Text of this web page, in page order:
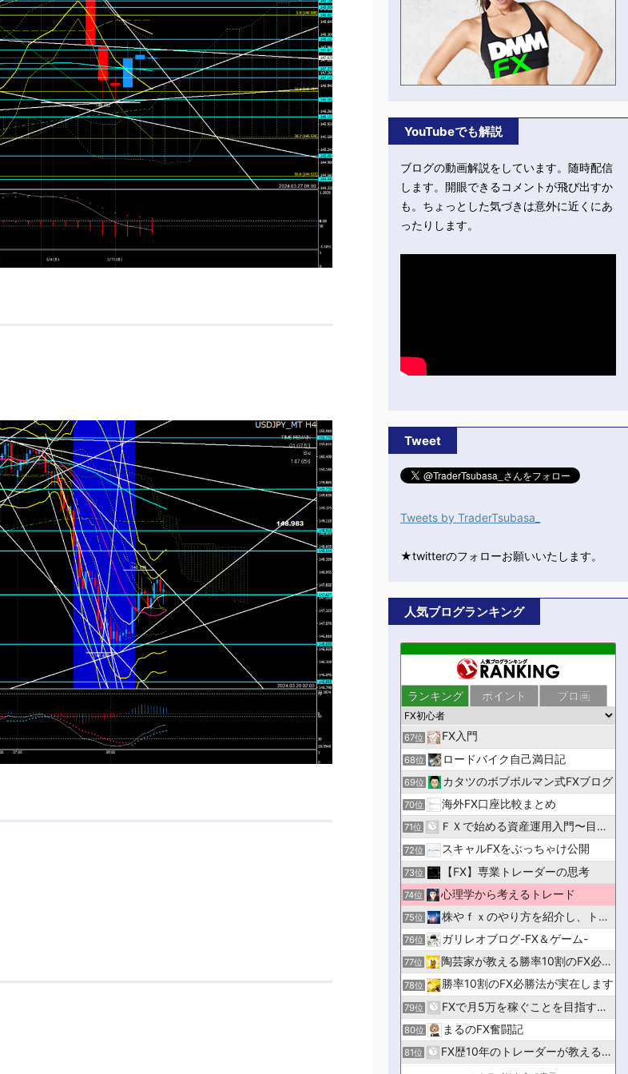
YouTubeでも解説
ブログの動画解説をしています。随時配信
します。開眼できるコメントが飛び出すか
も。ちょっとした気づきは意外に近くにあ
ったりします。
Tweet
Tweets by TraderTsubasa_
★twitterのフォローお願いいたします。
人気ブログランキング
ランキング ポイント ブロ画
67位 FX入門
68位 ロードバイク自己満日記
69位 カタツのボブボルマン式FXブログ
70位 海外FX口座比較まとめ
71位 ＦＸで始める資産運用入門〜目指せ！億万長者〜
72位 スキャルFXをぶっちゃけ公開
73位 【FX】専業トレーダーの思考
74位 心理学から考えるトレード
75位 株やｆｘのやり方を紹介し、トレードで儲かるよう応援するブログ
76位 ガリレオブログ-FX＆ゲーム-
77位 陶芸家が教える勝率10割のFX必勝法です
78位 勝率10割のFX必勝法が実在します
79位 FXで月5万を稼ぐことを目指す男のブログ
80位 まるのFX奮闘記
81位 FX歴10年のトレーダーが教える比較・入門サイト｜マネフル